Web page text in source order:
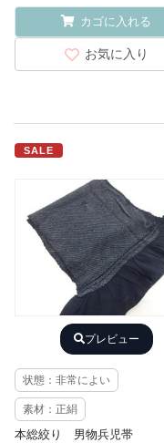
カゴに入れる
お気に入り
SALE
プレビュー
状態：非常によい
素材：正絹
本総絞り 男物兵児帯